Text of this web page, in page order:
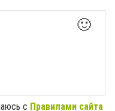
🙂
с Правилами сайта